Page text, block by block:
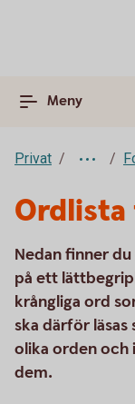
Meny
Privat
Nedan finner
på ett
krångliga ord
ska därför
olika orden och
dem.